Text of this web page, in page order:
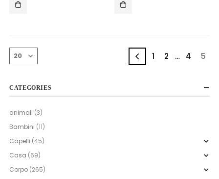
1 2 … 4 5
CATEGORIES
animali (3)
Bambini (11)
Capelli (45)
Casa (69)
Corpo (265)